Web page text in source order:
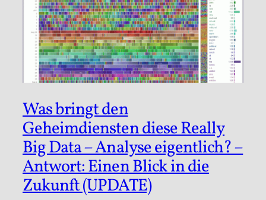
Was bringt den
Geheimdiensten diese Really
Big Data – Analyse eigentlich? –
Antwort: Einen Blick in die
Zukunft (UPDATE)